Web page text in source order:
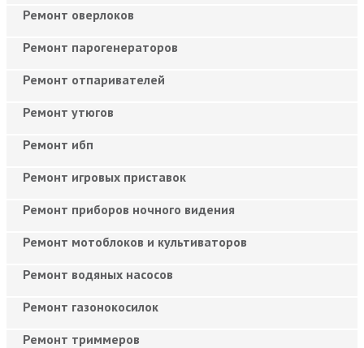
Ремонт оверлоков
Ремонт парогенераторов
Ремонт отпаривателей
Ремонт утюгов
Ремонт ибп
Ремонт игровых приставок
Ремонт приборов ночного видения
Ремонт мотоблоков и культиваторов
Ремонт водяных насосов
Ремонт газонокосилок
Ремонт триммеров